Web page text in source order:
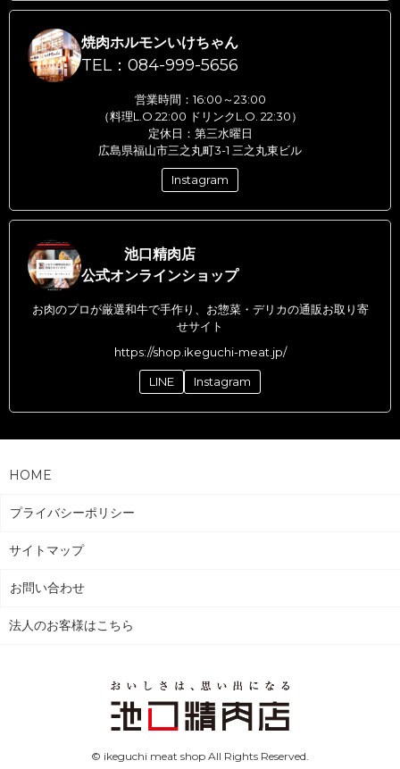
焼肉ホルモンいけちゃん
TEL：084-999-5656
営業時間：16:00～23:00
（料理L.O.22:00 ドリンクL.O. 22:30）
定休日：第三水曜日
広島県福山市三之丸町3-1 三之丸東ビル
Instagram
池口精肉店
公式オンラインショップ
お肉のプロが厳選和牛で手作り、お惣菜・デリカの通販お取り寄
せサイト
https://shop.ikeguchi-meat.jp/
LINE Instagram
HOME
プライバシーポリシー
サイトマップ
お問い合わせ
法人のお客様はこちら
© ikeguchi meat shop All Rights Reserved.